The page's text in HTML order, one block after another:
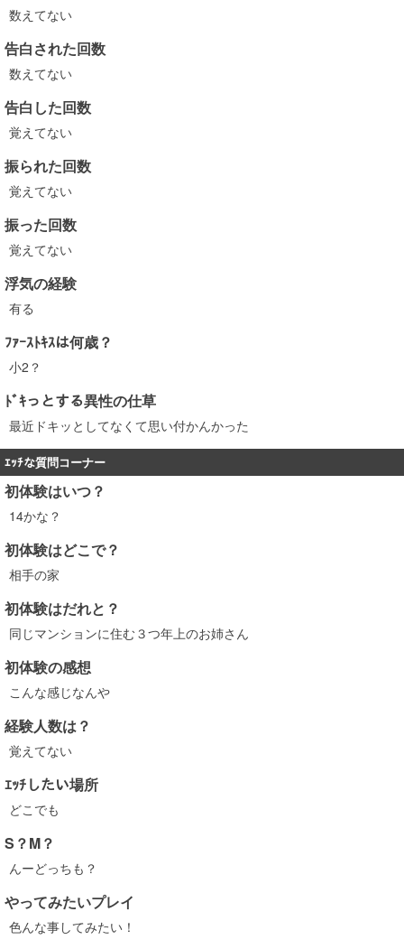
数えてない
告白された回数
数えてない
告白した回数
覚えてない
振られた回数
覚えてない
振った回数
覚えてない
浮気の経験
有る
ﾌｧｰｽﾄｷｽは何歳？
小2？
ﾄﾞｷっとする異性の仕草
最近ドキッとしてなくて思い付かんかった
ｴｯﾁな質問コーナー
初体験はいつ？
14かな？
初体験はどこで？
相手の家
初体験はだれと？
同じマンションに住む３つ年上のお姉さん
初体験の感想
こんな感じなんや
経験人数は？
覚えてない
ｴｯﾁしたい場所
どこでも
S？M？
んーどっちも？
やってみたいプレイ
色んな事してみたい！